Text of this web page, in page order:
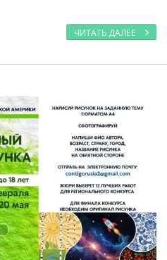
ЧИТАТЬ ДАЛЕЕ